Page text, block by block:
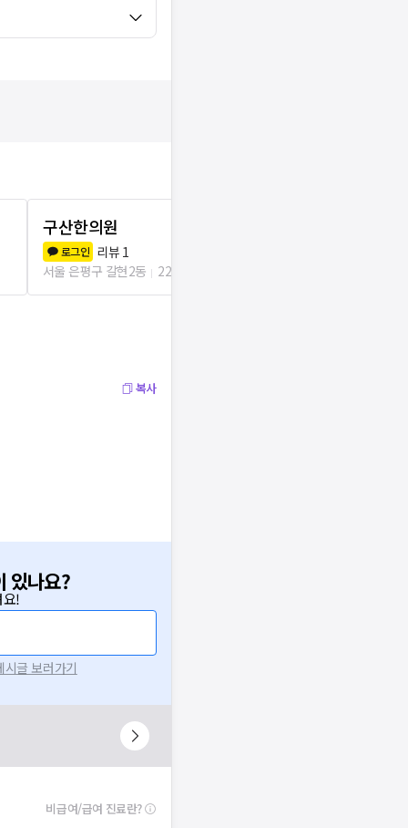
구산한의원
로그인 리뷰 1
서울 은평구 갈현2동
228m
복사
있나요?
요!
글 보러가기
비급여/급여 진료란?